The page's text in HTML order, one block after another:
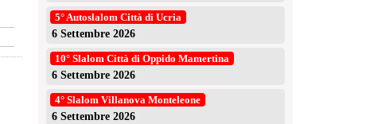
5° Autoslalom Città di Ucria
6 Settembre 2026
10° Slalom Città di Oppido Mamertina
6 Settembre 2026
4° Slalom Villanova Monteleone
6 Settembre 2026